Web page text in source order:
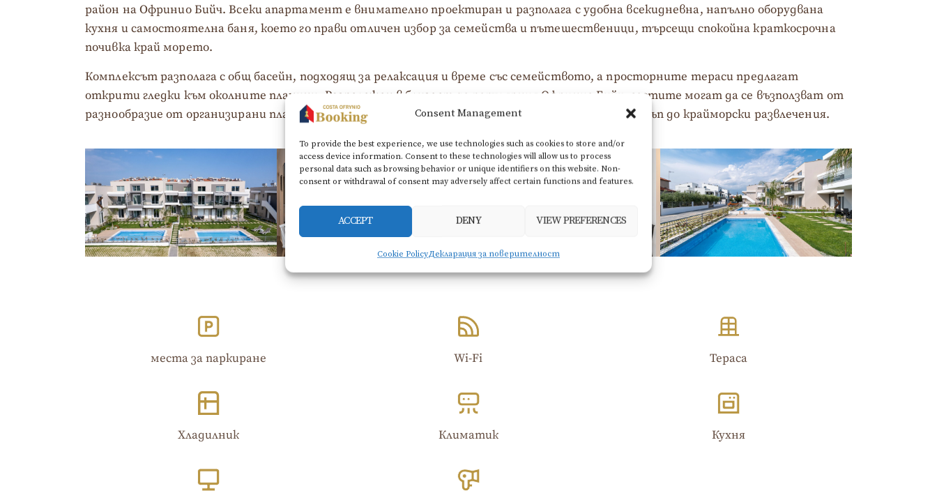
Consent Management
To provide the best experience, we use technologies such as cookies to store and/or
access device information. Consent to these technologies will allow us to process
personal data such as browsing behavior or unique identifiers on this website. Non-
consent or withdrawal of consent may adversely affect certain functions and features.
ACCEPT DENY VIEW PREFERENCES
Cookie PolicyДекларация за поверителност
район на Офринио Бийч. Всеки апартамент е внимателно проектиран и разполага с удобна всекидневна, напълно оборудвана
кухня и самостоятелна баня, което го прави отличен избор за семейства и пътешественици, търсещи спокойна краткосрочна
почивка край морето.
Комплексът разполага с общ басейн, подходящ за релаксация и време със семейството, а просторните тераси предлагат
открити гледки към околните планини. Разположен в близост до популярния Офринио Бийч, гостите могат да се възползват от
разнообразие от организирани плажове и плажни барове, съчетавайки спокойствие с лесен достъп до крайморски развлечения.
места за паркиране Wi-Fi​ Тераса
Хладилник Климатик Кухня